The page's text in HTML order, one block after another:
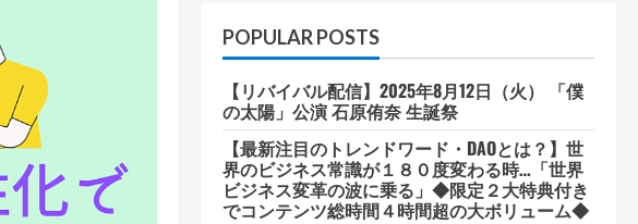
POPULAR POSTS
【リバイバル配信】2025年8月12日（火） 「僕
の太陽」公演 石原侑奈 生誕祭
【最新注目のトレンドワード・DAOとは？】世
界のビジネス常識が１８０度変わる時…「世界
ビジネス変革の波に乗る」◆限定２大特典付き
でコンテンツ総時間４時間超の大ボリューム◆